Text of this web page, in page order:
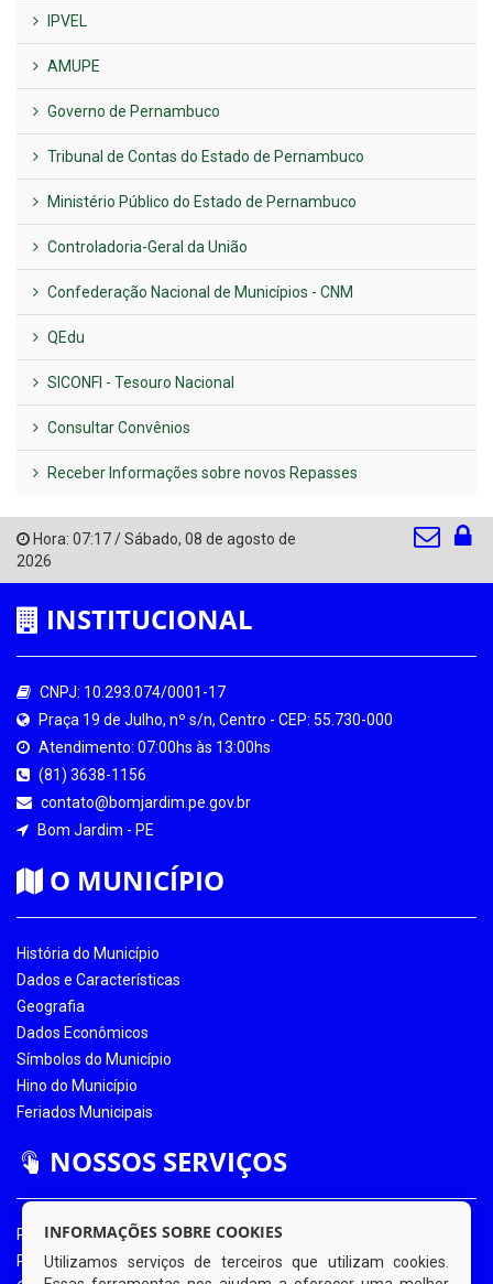
IPVEL
AMUPE
Governo de Pernambuco
Tribunal de Contas do Estado de Pernambuco
Ministério Público do Estado de Pernambuco
Controladoria-Geral da União
Confederação Nacional de Municípios - CNM
QEdu
SICONFI - Tesouro Nacional
Consultar Convênios
Receber Informações sobre novos Repasses
Hora: 07:17/Sábado, 08 de agosto de
2026
INSTITUCIONAL
CNPJ: 10.293.074/0001-17
Praça 19 de Julho, nº s/n, Centro - CEP: 55.730-000
Atendimento: 07:00hs às 13:00hs
(81) 3638-1156
contato@bomjardim.pe.gov.br
Bom Jardim - PE
O MUNICÍPIO
História do Município
Dados e Características
Geografia
Dados Econômicos
Símbolos do Município
Hino do Município
Feriados Municipais
NOSSOS SERVIÇOS
Portal da Transparência
Portal da Transparência COVID-19
INFORMAÇÕES SOBRE COOKIES
Utilizamos serviços de terceiros que utilizam cookies.